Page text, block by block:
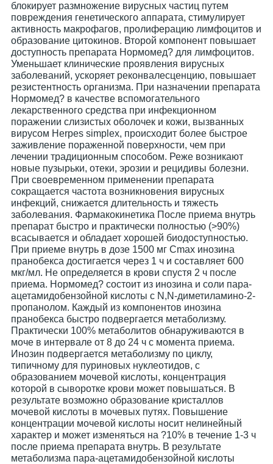
блокирует размножение вирусных частиц путем
повреждения генетического аппарата, стимулирует
активность макрофагов, пролиферацию лимфоцитов и
образование цитокинов. Второй компонент повышает
доступность препарата Нормомед? для лимфоцитов.
Уменьшает клинические проявления вирусных
заболеваний, ускоряет реконвалесценцию, повышает
резистентность организма. При назначении препарата
Нормомед? в качестве вспомогательного
лекарственного средства при инфекционном
поражении слизистых оболочек и кожи, вызванных
вирусом Herpes simplex, происходит более быстрое
заживление пораженной поверхности, чем при
лечении традиционным способом. Реже возникают
новые пузырьки, отеки, эрозии и рецидивы болезни.
При своевременном применении препарата
сокращается частота возникновения вирусных
инфекций, снижается длительность и тяжесть
заболевания. Фармакокинетика После приема внутрь
препарат быстро и практически полностью (>90%)
всасывается и обладает хорошей биодоступностью.
При приеме внутрь в дозе 1500 мг Cmax инозина
пранобекса достигается через 1 ч и составляет 600
мкг/мл. Не определяется в крови спустя 2 ч после
приема. Нормомед? состоит из инозина и соли пара-
ацетамидобензойной кислоты с N,N-диметиламино-2-
пропанолом. Каждый из компонентов инозина
пранобекса быстро подвергается метаболизму.
Практически 100% метаболитов обнаруживаются в
моче в интервале от 8 до 24 ч с момента приема.
Инозин подвергается метаболизму по циклу,
типичному для пуриновых нуклеотидов, с
образованием мочевой кислоты, концентрация
которой в сыворотке крови может повышаться. В
результате возможно образование кристаллов
мочевой кислоты в мочевых путях. Повышение
концентрации мочевой кислоты носит нелинейный
характер и может изменяться на ?10% в течение 1-3 ч
после приема препарата внутрь. В результате
метаболизма пара-ацетамидобензойной кислоты